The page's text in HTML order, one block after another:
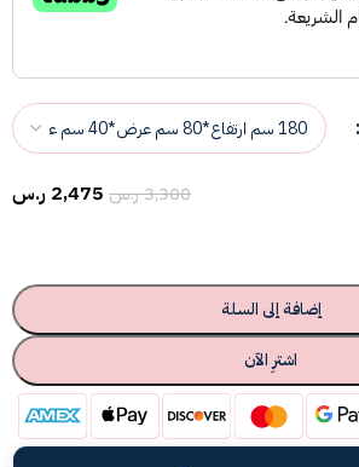
3,300ر.س 2,475 ر.س
إضافة إلى السلة
اشترِ الآن